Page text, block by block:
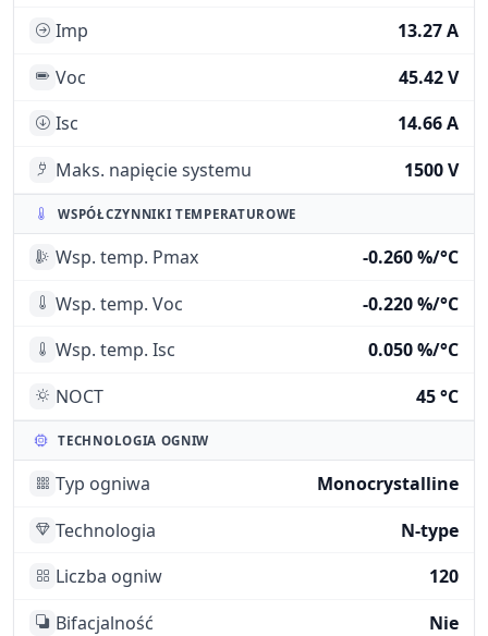
Imp
13.27 A
Voc
45.42 V
Isc
14.66 A
Maks. napięcie systemu
1500 V
WSPÓŁCZYNNIKI TEMPERATUROWE
Wsp. temp. Pmax
-0.260 %/°C
Wsp. temp. Voc
-0.220 %/°C
Wsp. temp. Isc
0.050 %/°C
NOCT
45 °C
TECHNOLOGIA OGNIW
Typ ogniwa
Monocrystalline
Technologia
N-type
Liczba ogniw
120
Bifacjalność
Nie